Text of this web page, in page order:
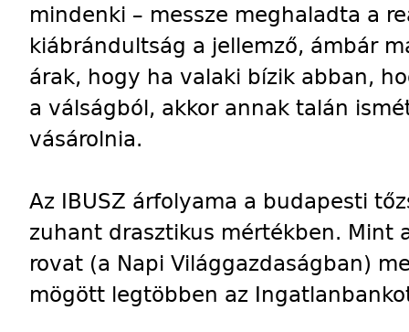
mindenki – messze meghaladta a
kiábrándultság a jellemző, ámbár
árak, hogy ha valaki bízik abban,
a válságból, akkor annak talán
vásárolnia.
Az IBUSZ árfolyama a budapesti
zuhant drasztikus mértékben. Mint
rovat (a Napi Világgazdaságban)
mögött legtöbben az